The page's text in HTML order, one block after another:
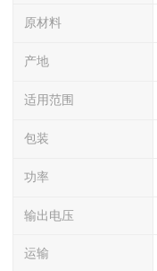
原材料
产地
适用范围
包装
功率
输出电压
运输